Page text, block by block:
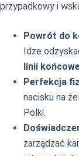
przypadkowy i
Powrót do
Idze
linii
Perfekcja
nacisku na
Polki.
zarządzać